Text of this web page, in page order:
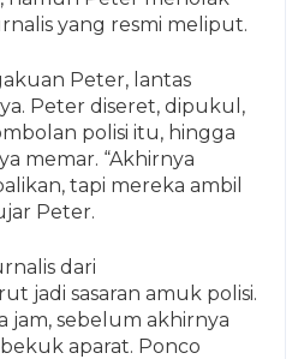
yang resmi meliput.
Peter, lantas
Peter diseret, dipukul,
polisi itu, hingga
memar. “Akhirnya
tapi mereka ambil
Peter.
dari
jadi sasaran amuk polisi.
jam, sebelum akhirnya
aparat. Ponco